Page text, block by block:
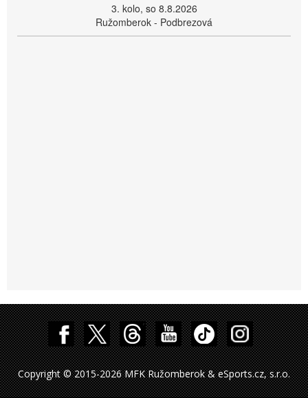
3. kolo, so 8.8.2026
Ružomberok - Podbrezová
Copyright © 2015-2026 MFK Ružomberok & eSports.cz, s.r.o.